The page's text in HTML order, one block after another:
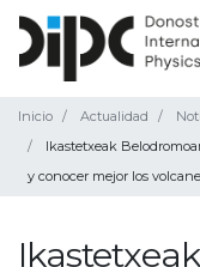
Inicio Actualidad
Ikastetxeak
y conocer mejor los